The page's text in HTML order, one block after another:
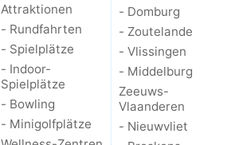
Attraktionen
- Rundfahrten
- Spielplätze
- Indoor-
Spielplätze
- Bowling
- Minigolfplätze
- Domburg
- Zoutelande
- Vlissingen
- Middelburg
Zeeuws-
Vlaanderen
- Nieuwvliet